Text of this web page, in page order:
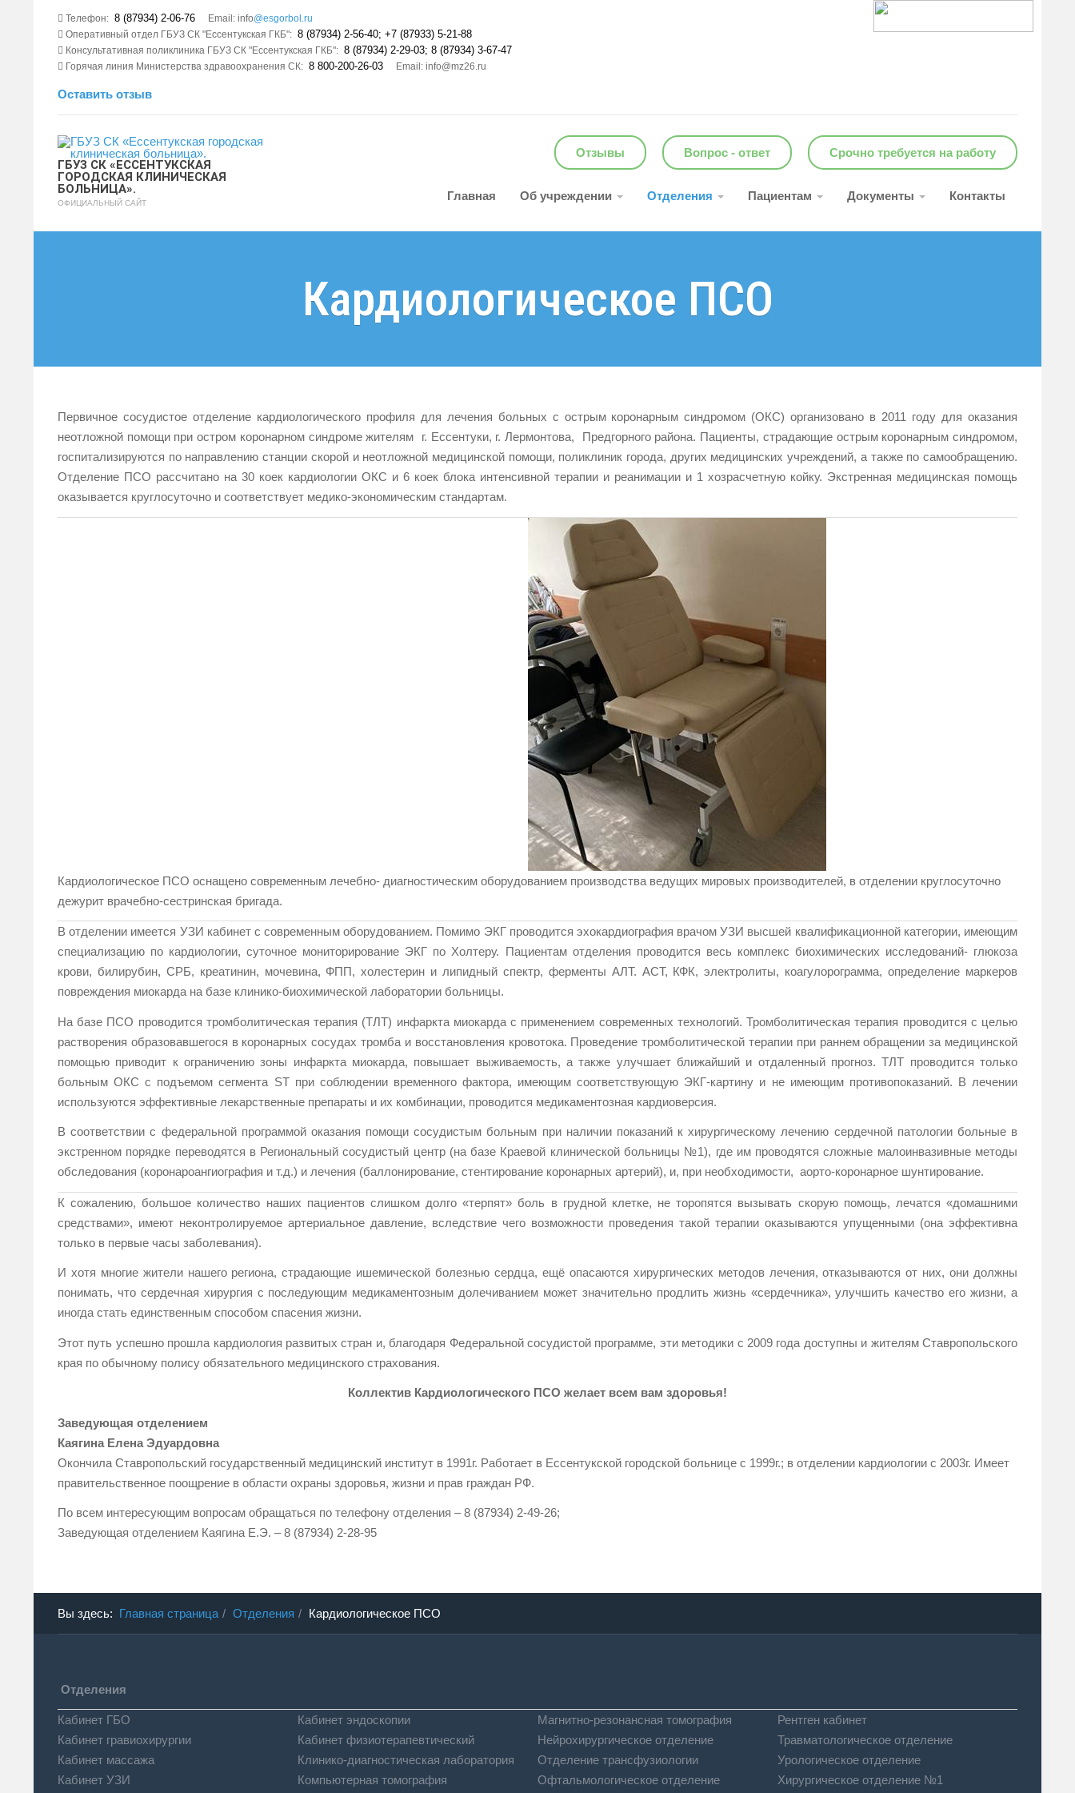
Телефон: 8 (87934) 2-06-76 Email: info@esgorbol.ru
Оперативный отдел ГБУЗ СК "Ессентукская ГКБ": 8 (87934) 2-56-40; +7 (87933) 5-21-88
Консультативная поликлиника ГБУЗ СК "Ессентукская ГКБ": 8 (87934) 2-29-03; 8 (87934) 3-67-47
Горячая линия Министерства здравоохранения СК: 8 800-200-26-03 Email: info@mz26.ru
Оставить отзыв
ГБУЗ СК «ЕССЕНТУКСКАЯ
ГОРОДСКАЯ КЛИНИЧЕСКАЯ
БОЛЬНИЦА».
ОФИЦИАЛЬНЫЙ САЙТ
Отзывы Вопрос - ответ Срочно требуется на работу
Главная Об учреждении Отделения Пациентам Документы Контакты
Кардиологическое ПСО
Первичное сосудистое отделение кардиологического профиля для лечения больных с острым коронарным синдромом (ОКС) организовано в 2011 году для оказания
неотложной помощи при остром коронарном синдроме жителям г. Ессентуки, г. Лермонтова, Предгорного района. Пациенты, страдающие острым коронарным синдромом,
госпитализируются по направлению станции скорой и неотложной медицинской помощи, поликлиник города, других медицинских учреждений, а также по самообращению.
Отделение ПСО рассчитано на 30 коек кардиологии ОКС и 6 коек блока интенсивной терапии и реанимации и 1 хозрасчетную койку. Экстренная медицинская помощь
оказывается круглосуточно и соответствует медико-экономическим стандартам.
Кардиологическое ПСО оснащено современным лечебно- диагностическим оборудованием производства ведущих мировых производителей, в отделении круглосуточно
дежурит врачебно-сестринская бригада.
В отделении имеется УЗИ кабинет с современным оборудованием. Помимо ЭКГ проводится эхокардиография врачом УЗИ высшей квалификационной категории, имеющим
специализацию по кардиологии, суточное мониторирование ЭКГ по Холтеру. Пациентам отделения проводится весь комплекс биохимических исследований- глюкоза
крови, билирубин, СРБ, креатинин, мочевина, ФПП, холестерин и липидный спектр, ферменты AЛT. АСТ, КФК, электролиты, коагулорограмма, определение маркеров
повреждения миокарда на базе клинико-биохимической лаборатории больницы.
На базе ПСО проводится тромболитическая терапия (ТЛТ) инфаркта миокарда с применением современных технологий. Тромболитическая терапия проводится с целью
растворения образовавшегося в коронарных сосудах тромба и восстановления кровотока. Проведение тромболитической терапии при раннем обращении за медицинской
помощью приводит к ограничению зоны инфаркта миокарда, повышает выживаемость, а также улучшает ближайший и отдаленный прогноз. ТЛТ проводится только
больным ОКС с подъемом сегмента ST при соблюдении временного фактора, имеющим соответствующую ЭКГ-картину и не имеющим противопоказаний. В лечении
используются эффективные лекарственные препараты и их комбинации, проводится медикаментозная кардиоверсия.
В соответствии с федеральной программой оказания помощи сосудистым больным при наличии показаний к хирургическому лечению сердечной патологии больные в
экстренном порядке переводятся в Региональный сосудистый центр (на базе Краевой клинической больницы №1), где им проводятся сложные малоинвазивные методы
обследования (коронароангиография и т.д.) и лечения (баллонирование, стентирование коронарных артерий), и, при необходимости, аорто-коронарное шунтирование.
К сожалению, большое количество наших пациентов слишком долго «терпят» боль в грудной клетке, не торопятся вызывать скорую помощь, лечатся «домашними
средствами», имеют неконтролируемое артериальное давление, вследствие чего возможности проведения такой терапии оказываются упущенными (она эффективна
только в первые часы заболевания).
И хотя многие жители нашего региона, страдающие ишемической болезнью сердца, ещё опасаются хирургических методов лечения, отказываются от них, они должны
понимать, что сердечная хирургия с последующим медикаментозным долечиванием может значительно продлить жизнь «сердечника», улучшить качество его жизни, а
иногда стать единственным способом спасения жизни.
Этот путь успешно прошла кардиология развитых стран и, благодаря Федеральной сосудистой программе, эти методики с 2009 года доступны и жителям Ставропольского
края по обычному полису обязательного медицинского страхования.
Коллектив Кардиологического ПСО желает всем вам здоровья!
Заведующая отделением
Каягина Елена Эдуардовна
Окончила Ставропольский государственный медицинский институт в 1991г. Работает в Ессентукской городской больнице с 1999г.; в отделении кардиологии с 2003г. Имеет
правительственное поощрение в области охраны здоровья, жизни и прав граждан РФ.
По всем интересующим вопросам обращаться по телефону отделения – 8 (87934) 2-49-26;
Заведующая отделением Каягина Е.Э. – 8 (87934) 2-28-95
Вы здесь: Главная страница Отделения Кардиологическое ПСО
Отделения
Кабинет ГБО
Кабинет гравиохирургии
Кабинет массажа
Кабинет УЗИ
Кабинет эндоскопии
Кабинет физиотерапевтический
Клинико-диагностическая лаборатория
Компьютерная томография
Магнитно-резонансная томография
Нейрохирургическое отделение
Отделение трансфузиологии
Офтальмологическое отделение
Рентген кабинет
Травматологическое отделение
Урологическое отделение
Хирургическое отделение №1